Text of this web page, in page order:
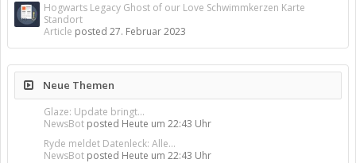
Hogwarts Legacy Ghost of our Love Schwimmkerzen Karte
Standort
Article posted 27. Februar 2023
Neue Themen
Glaze: Update bringt...
NewsBot posted Heute um 22:43 Uhr
Ryde meldet Datenleck: Alle...
NewsBot posted Heute um 22:43 Uhr